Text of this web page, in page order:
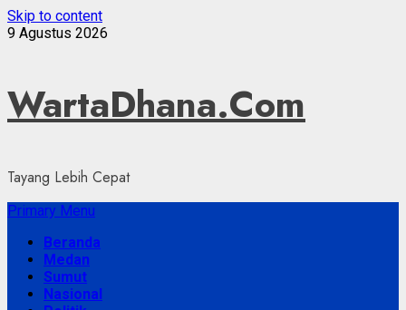
Skip to content
9 Agustus 2026
WartaDhana.Com
Tayang Lebih Cepat
Primary Menu
Beranda
Medan
Sumut
Nasional